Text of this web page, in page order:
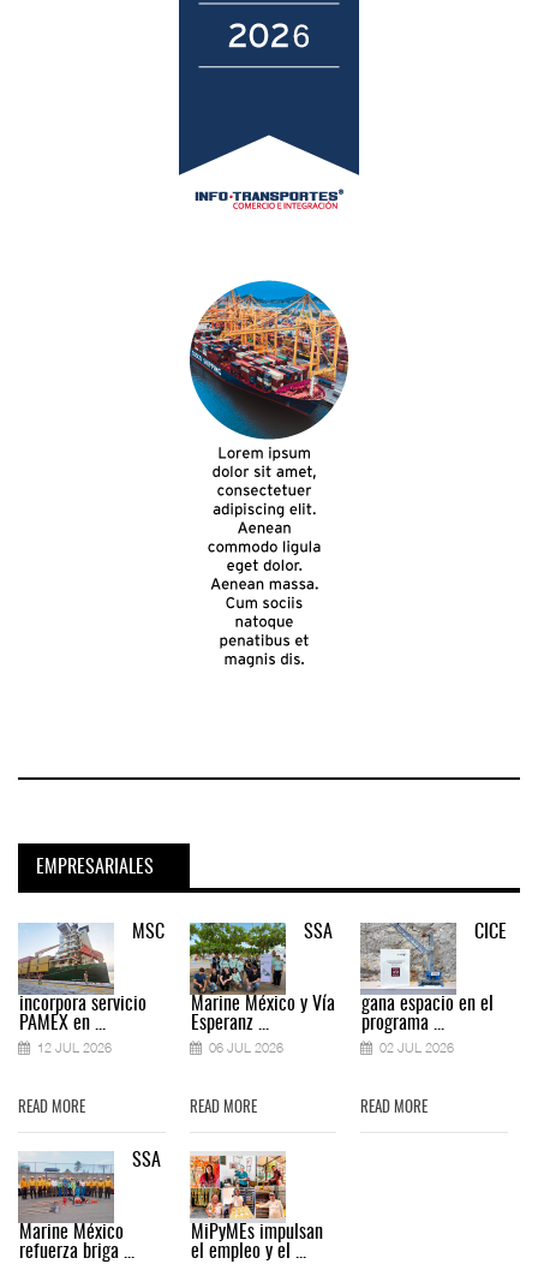
EMPRESARIALES
MSC
incorpora servicio
PAMEX en ...
12 JUL 2026
READ MORE
SSA
Marine México
refuerza briga ...
SSA
Marine México y Vía
Esperanz ...
06 JUL 2026
READ MORE
MiPyMEs impulsan
el empleo y el ...
CICE
gana espacio en el
programa ...
02 JUL 2026
READ MORE